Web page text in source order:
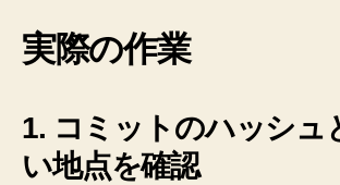
方
法
実際の作業
1. コミットのハッシュ
い地点を確認